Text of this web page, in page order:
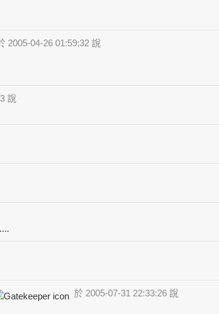
2005-04-26 01:59:32 說
說
於 2005-07-31 22:33:26 說